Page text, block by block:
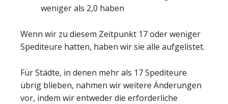
weniger als 2,0 haben
Wenn wir zu diesem Zeitpunkt 17 oder weniger
Spediteure hatten, haben wir sie alle aufgelistet.
Für Städte, in denen mehr als 17 Spediteure
übrig blieben, nahmen wir weitere Änderungen
vor, indem wir entweder die erforderliche